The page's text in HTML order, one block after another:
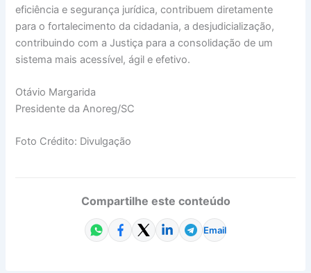
eficiência e segurança jurídica, contribuem diretamente
para o fortalecimento da cidadania, a desjudicialização,
contribuindo com a Justiça para a consolidação de um
sistema mais acessível, ágil e efetivo.
Otávio Margarida
Presidente da Anoreg/SC
Foto Crédito: Divulgação
Compartilhe este conteúdo
Email